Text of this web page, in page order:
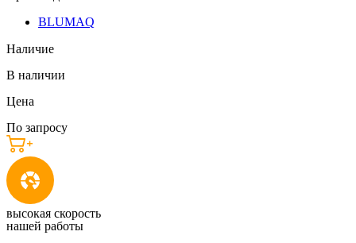
BLUMAQ
Наличие
В наличии
Цена
По запросу
высокая скорость
нашей работы